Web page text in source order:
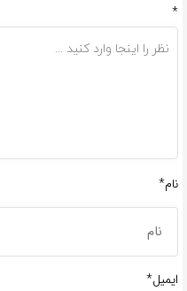
*
نام*
ایمیل*